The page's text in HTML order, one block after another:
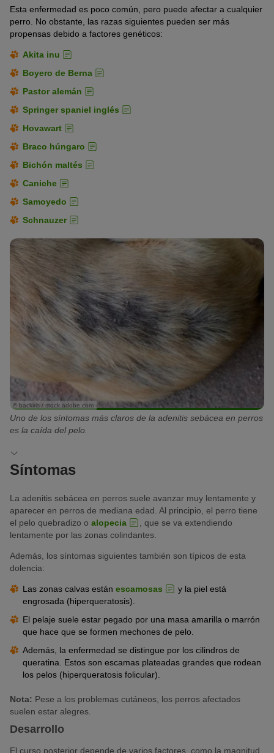
Esta enfermedad es poco común, pero puede afectar a cualquier
perro. No obstante, las razas siguientes pueden ser más
propensas debido a factores genéticos:
Akita inu
Boyero de Berna
Pastor alemán
Springer spaniel inglés
Hovawart
Braco húngaro
Bichón maltés
Caniche
Samoyedo
Schnauzer
© backiris / stock.adobe.com
Uno de los síntomas más claros de la adenitis sebácea en perros
es la caída del pelo.
Síntomas
La adenitis sebácea en perros suele avanzar muy lentamente y
aparecer en perros de mediana edad. Al principio, el perro tiene
el pelo quebradizo o alopecia
, que se va extendiendo
lentamente por las zonas colindantes.
Además, los síntomas siguientes también son típicos de esta
dolencia:
Las zonas calvas están escamosas
y la piel está
engrosada (hiperqueratosis).
El pelaje suele estar pegado por una masa amarilla o marrón
que hace que se formen mechones de pelo.
Además, la enfermedad se distingue por los cilindros de
queratina. Estos son escamas plateadas grandes que rodean
los pelos (hiperqueratosis folicular).
Nota: Pese a los problemas cutáneos, los perros afectados
suelen estar alegres.
Desarrollo
El curso posterior depende de varios factores, como la magnitud